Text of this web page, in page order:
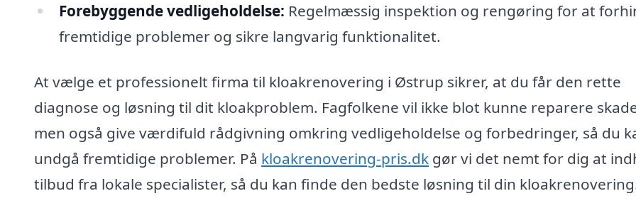
Forebyggende vedligeholdelse: Regelmæssig inspektion og rengøring for at
fremtidige problemer og sikre langvarig funktionalitet.
At vælge et professionelt firma til kloakrenovering i Østrup sikrer, at du får den rette
diagnose og løsning til dit kloakproblem. Fagfolkene vil ikke blot kunne reparere
men også give værdifuld rådgivning omkring vedligeholdelse og forbedringer, så du
undgå fremtidige problemer. På kloakrenovering-pris.dk gør vi det nemt for dig at
tilbud fra lokale specialister, så du kan finde den bedste løsning til din